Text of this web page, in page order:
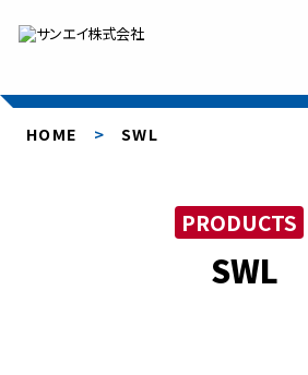
OUR MISSION
サンエイの使命
事業領域
サービスの流れ
HOME SWL
PRODUCTS
SWL